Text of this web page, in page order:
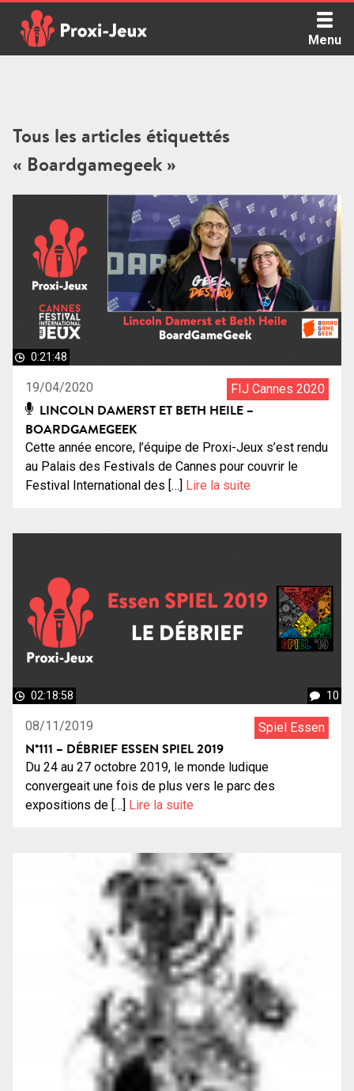
content
Menu
Tous les articles étiquettés
« Boardgamegeek »
0:21:48
19/04/2020 FIJ Cannes 2020
LINCOLN DAMERST ET BETH HEILE –
BOARDGAMEGEEK
Cette année encore, l’équipe de Proxi-Jeux s’est rendu
au Palais des Festivals de Cannes pour couvrir le
Festival International des […] Lire la suite
02:18:58 10
08/11/2019 Spiel Essen
N°111 – DÉBRIEF ESSEN SPIEL 2019
Du 24 au 27 octobre 2019, le monde ludique
convergeait une fois de plus vers le parc des
expositions de […] Lire la suite